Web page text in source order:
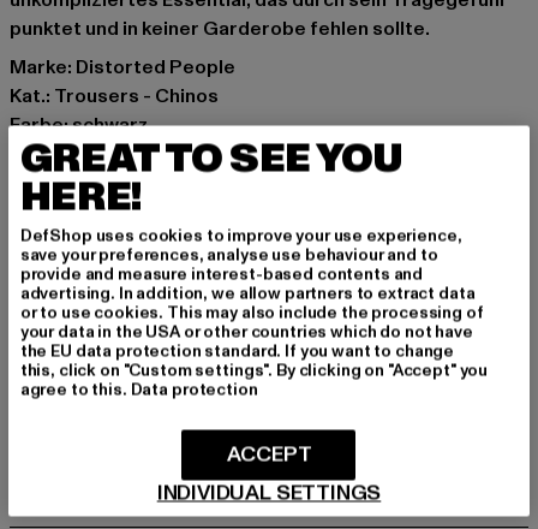
punktet und in keiner Garderobe fehlen sollte.
Marke: Distorted People
Kat.: Trousers - Chinos
Farbe: schwarz
Hersteller Farbe: black
Materialzusammensetzung: 98% Baumwolle, 2%
Elasthan
Art.Nr: DP5244-00007
Hersteller: Distorted People GmbH |
cs@distortedpeople.com
Lindwurmstr 122 | 80337 München | DE
GRÖSSE & PASSFORM
PFLEGEHINWEISE
GREAT TO SEE YOU
HERE!
DefShop uses cookies to improve your use experience,
save your preferences, analyse use behaviour and to
provide and measure interest-based contents and
advertising. In addition, we allow partners to extract data
or to use cookies. This may also include the processing of
your data in the USA or other countries which do not have
the EU data protection standard. If you want to change
this, click on "Custom settings". By clicking on "Accept" you
agree to this. Data protection
INDIVIDUAL SETTINGS
ACCEPT